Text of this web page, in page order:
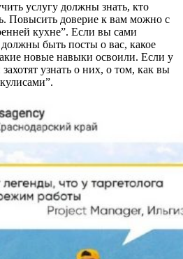
услугу должны знать, кто
Повысить доверие к вам можно с
кухне”. Если вы сами
должны быть посты о вас, какое
новые навыки освоили. Если у
узнать о них, о том, как вы